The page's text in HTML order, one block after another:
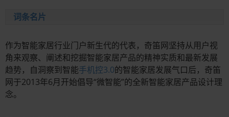
词条名片
作为智能家居行业门户新生代的代表，奇笛网坚持从用户视
角来观察、阐述和挖掘智能家居产品的精神实质和最新发展
趋势，自洞察到智能手机控3.0的智能家居发展气口后，奇笛
网于2013年6月开始倡导“微智能”的全新智能家居产品设计理
念。